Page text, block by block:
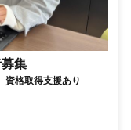
集
資格取得支援あり